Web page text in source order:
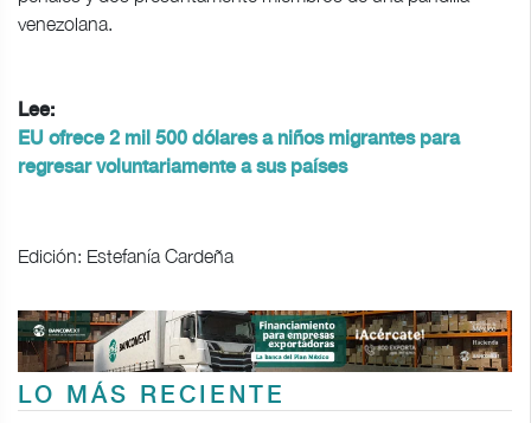
venezolana.
Lee:
EU ofrece 2 mil 500 dólares a niños migrantes para
regresar voluntariamente a sus países
Edición: Estefanía Cardeña
LO MÁS RECIENTE